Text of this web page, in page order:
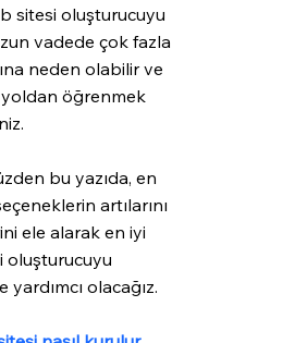
sitesi oluşturucuyu
vadede çok fazla
neden olabilir ve
öğrenmek
bu yazıda, en
artılarını
ele alarak en iyi
oluşturucuyu
yardımcı olacağız.